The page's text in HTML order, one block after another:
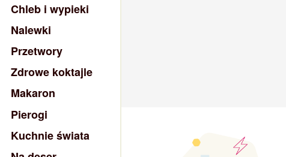
Chleb i wypieki
Nalewki
Przetwory
Zdrowe koktajle
Makaron
Pierogi
Kuchnie świata